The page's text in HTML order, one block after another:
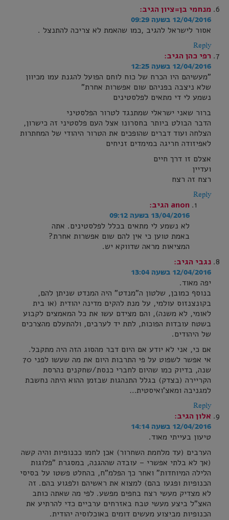
מנחמי בן=ציון הגיב:
12/04/2016 בשעה 09:29
אסור לישראל להגיב ,כמו שהאמת לא צריכה להתנצל .
Reply
רפי כהן הגיב:
12/04/2016 בשעה 12:25
"מעשיהם היו הכרח של כוח לוחם הפועל להגנת עמו מכיוון
שלא ניצבה בפניהם שום אפשרות אחרת"
נשמע לי די מתאים לפלסטינים
ברור שאני ישראלי שמתנגד לטרור הפלסטיני
הדבר הבולט ביותר בחסרונו אצל העם פלסטיני זה כישרון,
הצלחה ועוד דברים שהופכים את הטרור היהודי של המחתרות
לאפיזודה חריגה במימדים זניחים
אצלם זו דרך חיים
ועדיין
רצח זה רצח
Reply
anon הגיב:
13/04/2016 בשעה 09:12
לא נשמע לי מתאים בכלל לפלסטינים. אתה
באמת טוען כי אין להם שום אפשרות אחרת?
המציאות מראה שדווקא יש.
נגבי הגיב:
12/04/2016 בשעה 13:04
יפה מאוד.
בנוסף כמובן, שלטון ה"מנדט" היה המנדט שניתן להם,
בקונצנזוס עולמי, על מנת להקים מדינה יהודית (או בית
לאומי, לא משנה), והם מצידם עשו את כל המאמצים לקבוע
בשטח עובדות הפוכות, לתת יד לערבים, ולהתעלם מהצרכים
של היהודים.
אם כי, אני לא יודע אם היום דבר מהסוג הזה היה מתקבל.
אי אפשר לשפוט על פי התרבות היום את מה שעשו לפני 70
שנה, בדיוק כמו שהיום לחברי כנסת/שחקנים נהרסת
הקריירה (בצדק) בגלל התנהגות שבזמן ההוא היתה נחשבת
למגניבה ומאצ'ואיסטית…
Reply
אלון הגיב:
12/04/2016 בשעה 14:14
טיעון בעייתי מאוד.
הערבים (עד מלחמת השחרור) אכן לחמו ככנופיות והיה קשה
(אך לא בלתי אפשרי – עובדה שההגנה, במסגרת "פלוגות
הלילה המיוחדות" ואחר כך הפלמ"ח, בהחלט פשטו על בסיסי
הכנופיות ופגעו בהם) למצוא את ראשיהם ולפגוע בהם. זה
לא מצדיק מעשי רצח בחפים מפשע. לפי מה שאתה כותב
האצ"ל ביצע מעשי טבח באזרחים ערביים כדי להרתיע את
הכנופיות מביצוע מעשים דומים באוכלוסיה יהודית.